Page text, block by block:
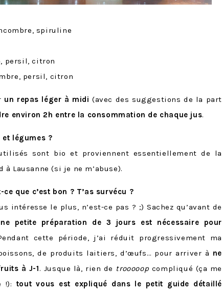
spiruline
persil, citron
persil, citron
un repas léger à midi (avec des suggestions de la part
environ 2h entre la consommation de chaque jus.
et légumes ?
sont bio et proviennent essentiellement de la
Lausanne (si je ne m’abuse).
que c’est bon ? T’as survécu ?
intéresse le plus, n’est-ce pas ? ;) Sachez qu’avant de
petite préparation de 3 jours est nécessaire pour
cette période, j’ai réduit progressivement ma
de produits laitiers, d’œufs… pour arriver à ne
à J-1. Jusque là, rien de trooooop compliqué (ça me
!): tout vous est expliqué dans le petit guide détaillé